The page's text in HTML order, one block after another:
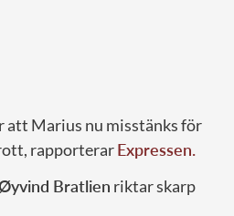
att Marius nu misstänks för
rapporterarExpressen.
Bratlien riktar skarp